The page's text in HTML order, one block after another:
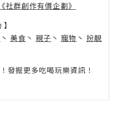
社群創作有價企劃》
丶 美食 丶 親子 丶 寵物 丶 扮靚
掘更多吃喝玩樂資訊！